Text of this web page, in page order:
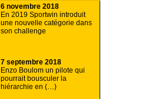
6 novembre 2018
En 2019 Sportwin introduit
une nouvelle catégorie dans
son challenge
7 septembre 2018
Enzo Boulom un pilote qui
pourrait bousculer la
hiérarchie en (…)